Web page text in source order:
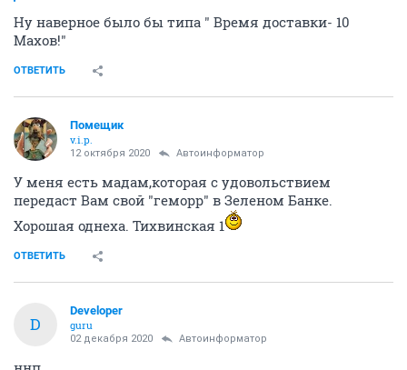
Ну наверное было бы типа " Время доставки- 10
Махов!"
ОТВЕТИТЬ
Помещик
v.i.p.
12 октября 2020 Автоинформатор
У меня есть мадам,которая с удовольствием
передаст Вам свой "геморр" в Зеленом Банке.
Хорошая однеха. Тихвинская 1
ОТВЕТИТЬ
D
Developer
guru
02 декабря 2020 Автоинформатор